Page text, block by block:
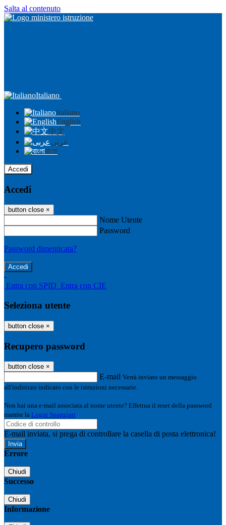
Salta al contenuto
Italiano
Italiano
English
中文
عربى
বাংলা
Accedi
Accedi
button close ×
Nome Utente
Password
Password dimenticata?
-
Entra con SPID Entra con CIE
Seleziona utente
button close ×
Recupero password
button close ×
E-mail Verrà inviato un messaggio
all'indirizzo indicato con le istruzioni necessarie.
Non hai una e-mail associata al nome utente? Effettua il reset della password
tramite la Login Spaggiari
E-mail inviata, si prega di controllare la casella di posta elettronica!
Errore
Chiudi
Successo
Chiudi
Informazione